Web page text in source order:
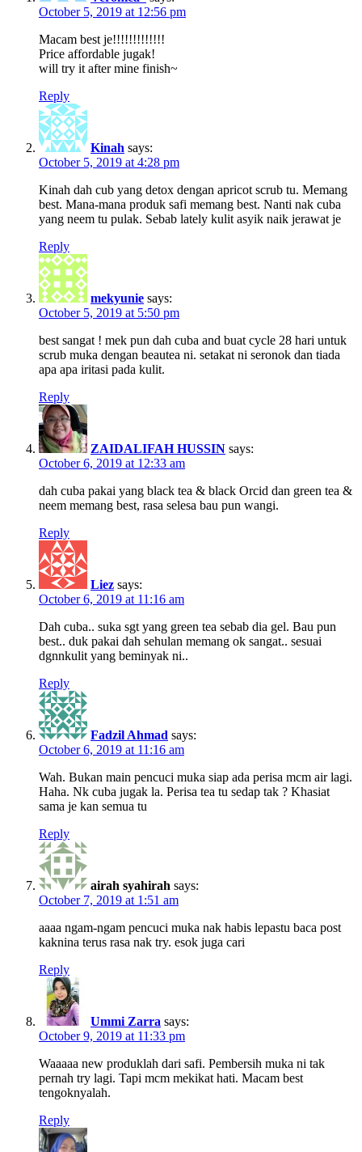
October 5, 2019 at 12:56 pm
Macam best je!!!!!!!!!!!!!
Price affordable jugak!
will try it after mine finish~
Reply
Kinah says:
October 5, 2019 at 4:28 pm
Kinah dah cub yang detox dengan apricot scrub tu. Memang
best. Mana-mana produk safi memang best. Nanti nak cuba
yang neem tu pulak. Sebab lately kulit asyik naik jerawat je
Reply
mekyunie says:
October 5, 2019 at 5:50 pm
best sangat ! mek pun dah cuba and buat cycle 28 hari untuk
scrub muka dengan beautea ni. setakat ni seronok dan tiada
apa apa iritasi pada kulit.
Reply
ZAIDALIFAH HUSSIN says:
October 6, 2019 at 12:33 am
dah cuba pakai yang black tea & black Orcid dan green tea &
neem memang best, rasa selesa bau pun wangi.
Reply
Liez says:
October 6, 2019 at 11:16 am
Dah cuba.. suka sgt yang green tea sebab dia gel. Bau pun
best.. duk pakai dah sehulan memang ok sangat.. sesuai
dgnnkulit yang beminyak ni..
Reply
Fadzil Ahmad says:
October 6, 2019 at 11:16 am
Wah. Bukan main pencuci muka siap ada perisa mcm air lagi.
Haha. Nk cuba jugak la. Perisa tea tu sedap tak ? Khasiat
sama je kan semua tu
Reply
airah syahirah says:
October 7, 2019 at 1:51 am
aaaa ngam-ngam pencuci muka nak habis lepastu baca post
kaknina terus rasa nak try. esok juga cari
Reply
Ummi Zarra says:
October 9, 2019 at 11:33 pm
Waaaaa new produklah dari safi. Pembersih muka ni tak
pernah try lagi. Tapi mcm mekikat hati. Macam best
tengoknyalah.
Reply